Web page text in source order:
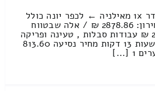
מחשבון הובלת דירת חדר 1x מאילניה ← לכפר יונה כולל
פירוק והרכבה מחיר מחירון: 2878.86 ₪ / אלה שבטווח
המחירים 3600 – 2700 ₪ עבודות סבלות , טעינה ופריקה
: 1223.98 ₪ / זמן : 1 שעות 13 דקות מחיר נסיעה 813.60
[...]